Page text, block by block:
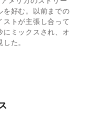
を好む。以前までの
ストが主張し合って
にミックスされ、オ
た。